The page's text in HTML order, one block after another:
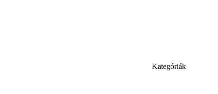
Kategóriák